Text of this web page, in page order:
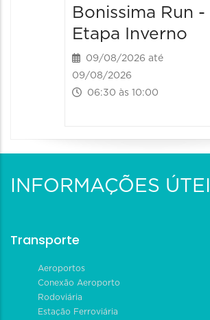
Bonissima Run -
Etapa Inverno
09/08/2026 até
09/08/2026
06:30 às 10:00
INFORMAÇÕES
Transporte
Aeroportos
Conexão Aeroporto
Rodoviária
Estação Ferroviária